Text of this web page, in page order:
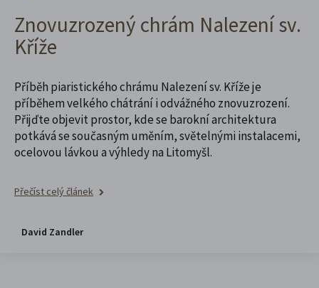
Znovuzrozený chrám Nalezení sv.
Kříže
Příběh piaristického chrámu Nalezení sv. Kříže je
příběhem velkého chátrání i odvážného znovuzrození.
Přijďte objevit prostor, kde se barokní architektura
potkává se současným uměním, světelnými instalacemi,
ocelovou lávkou a výhledy na Litomyšl.
Přečíst celý článek
David Zandler